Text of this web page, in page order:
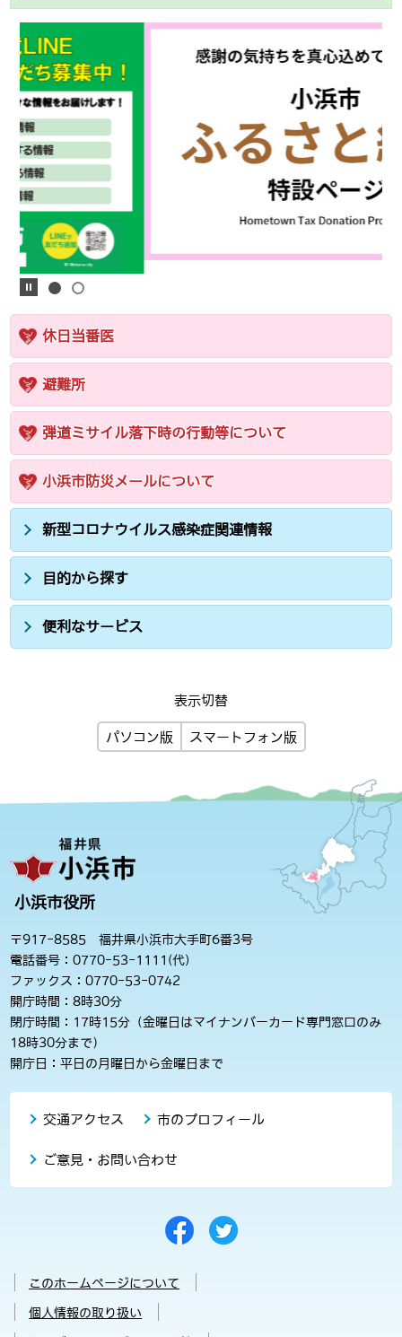
休日当番医
避難所
弾道ミサイル落下時の行動等について
小浜市防災メールについて
新型コロナウイルス感染症関連情報
目的から探す
便利なサービス
表示切替
パソコン版 スマートフォン版
小浜市役所
〒917-8585 福井県小浜市大手町6番3号
電話番号：0770-53-1111(代)
ファックス：0770-53-0742
開庁時間：8時30分
閉庁時間：17時15分（金曜日はマイナンバーカード専門窓口のみ
18時30分まで）
開庁日：平日の月曜日から金曜日まで
交通アクセス 市のプロフィール
ご意見・お問い合わせ
このホームページについて
個人情報の取り扱い